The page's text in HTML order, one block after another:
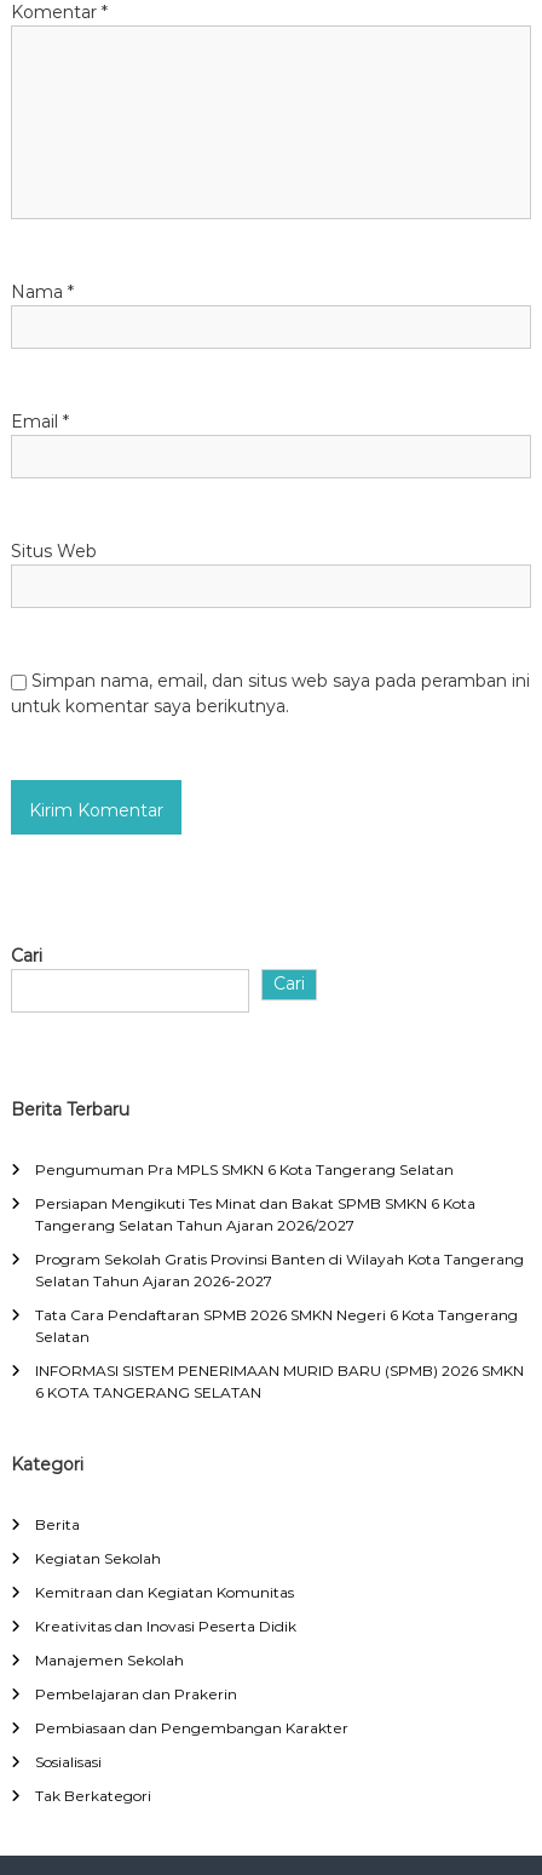
s
Komentar *
Nama *
Email *
Situs Web
Simpan nama, email, dan situs web saya pada peramban ini
untuk komentar saya berikutnya.
Cari
Cari
Berita Terbaru
Pengumuman Pra MPLS SMKN 6 Kota Tangerang Selatan
Persiapan Mengikuti Tes Minat dan Bakat SPMB SMKN 6 Kota
Tangerang Selatan Tahun Ajaran 2026/2027
Program Sekolah Gratis Provinsi Banten di Wilayah Kota Tangerang
Selatan Tahun Ajaran 2026-2027
Tata Cara Pendaftaran SPMB 2026 SMKN Negeri 6 Kota Tangerang
Selatan
INFORMASI SISTEM PENERIMAAN MURID BARU (SPMB) 2026 SMKN
6 KOTA TANGERANG SELATAN
Kategori
Berita
Kegiatan Sekolah
Kemitraan dan Kegiatan Komunitas
Kreativitas dan Inovasi Peserta Didik
Manajemen Sekolah
Pembelajaran dan Prakerin
Pembiasaan dan Pengembangan Karakter
Sosialisasi
Tak Berkategori